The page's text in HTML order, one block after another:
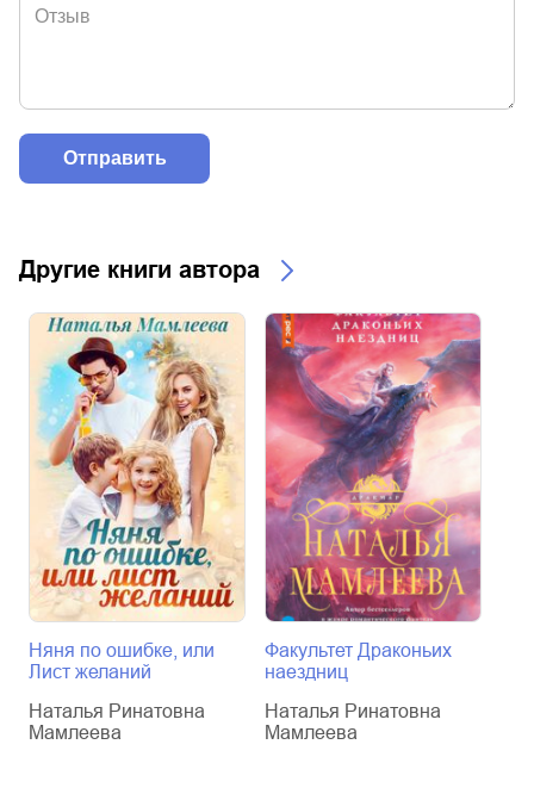
Другие книги автора
Няня по ошибке, или
Лист желаний
Наталья Ринатовна
Мамлеева
Факультет Драконьих
наездниц
Наталья Ринатовна
Мамлеева